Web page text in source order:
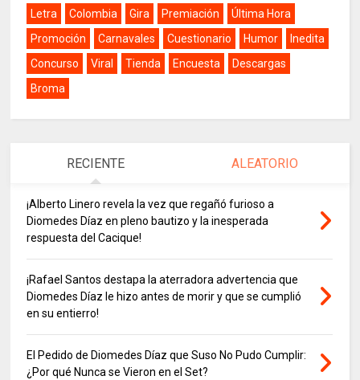
Letra Colombia Gira Premiación
Última Hora
Promoción
Carnavales Cuestionario Humor
Inedita
Concurso
Viral Tienda Encuesta
Descargas
Broma
RECIENTE ALEATORIO
¡Alberto Linero revela la vez que regañó furioso a
Diomedes Díaz en pleno bautizo y la inesperada
respuesta del Cacique!
¡Rafael Santos destapa la aterradora advertencia que
Diomedes Díaz le hizo antes de morir y que se cumplió
en su entierro!
El Pedido de Diomedes Díaz que Suso No Pudo Cumplir:
¿Por qué Nunca se Vieron en el Set?